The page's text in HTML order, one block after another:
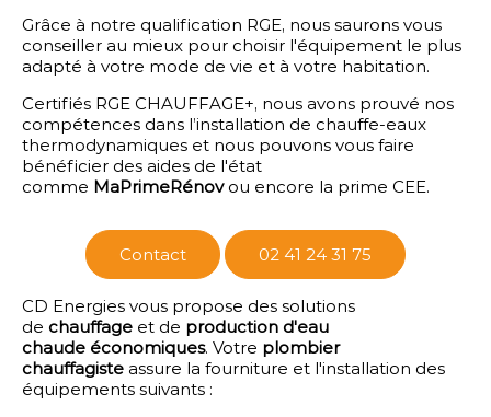
Grâce à notre qualification RGE, nous saurons vous
conseiller au mieux pour choisir l'équipement le plus
adapté à votre mode de vie et à votre habitation.
Certifiés RGE CHAUFFAGE+, nous avons prouvé nos
compétences dans l’installation de chauffe-eaux
thermodynamiques et nous pouvons vous faire
bénéficier des aides de l'état
comme MaPrimeRénovou encore la prime CEE.
Contact 02 41 24 31 75
CD Energies vous propose des solutions
de chauffage et de production d'eau
chaude économiques. Votre plombier
chauffagiste assure la fourniture et l'installation des
équipements suivants :